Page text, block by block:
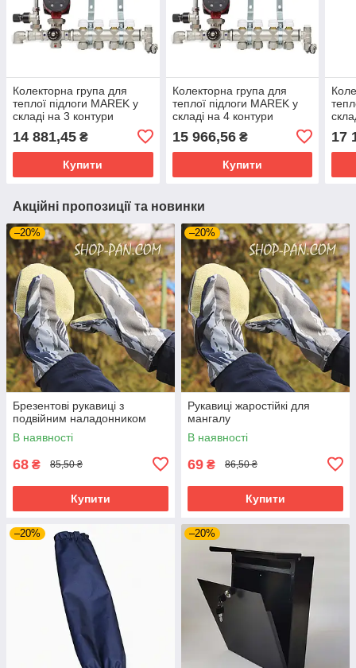
Колекторна група для
теплої підлоги MAREK у
складі на 3 контури
(MF03+MX01+EU01+EU02+E263)
14 881,45 ₴
Купити
Колекторна група для
теплої підлоги MAREK у
складі на 4 контури
(MF04+MX01+EU01+EU02+E263)
15 966,56₴
Купити
17
Акційні пропозиції та новинки
–20%
Брезентові рукавиці з
подвійним наладонником
В наявності
68 ₴ 85,50 ₴
Купити
–20%
Рукавиці жаростійкі для
мангалу
В наявності
69 ₴ 86,50 ₴
Купити
–20% –20%